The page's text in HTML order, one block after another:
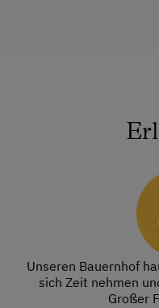
Unseren Bauernhof
sich Zeit nehmen
Großer